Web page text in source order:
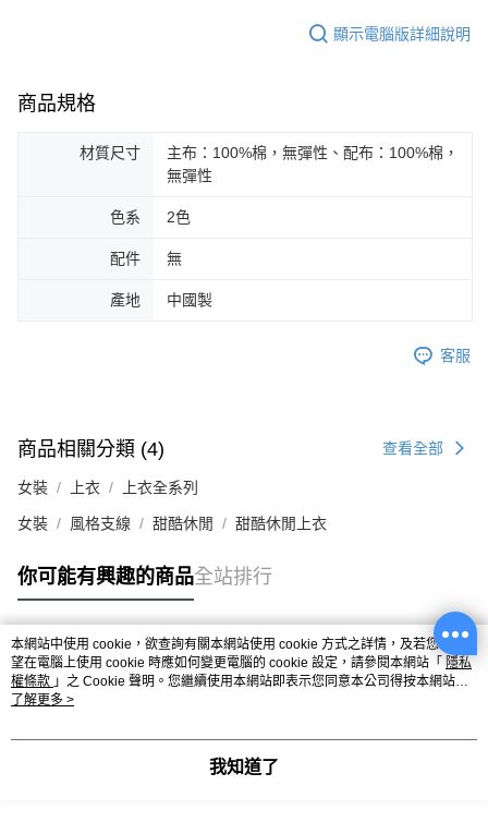
顯示電腦版詳細說明
商品規格
材質尺寸
主布：100%棉，無彈性、配布：100%棉，
無彈性
色系 2色
配件 無
產地 中國製
客服
商品相關分類 (4) 查看全部
女裝 上衣 上衣全系列
女裝 風格支線 甜酷休閒 甜酷休閒上衣
你可能有興趣的商品全站排行
熱門標籤
本網站中使用 cookie，欲查詢有關本網站使用 cookie 方式之詳情，及若您不希
望在電腦上使用 cookie 時應如何變更電腦的 cookie 設定，請參閱本網站「 隱私
權條款 」之 Cookie 聲明。您繼續使用本網站即表示您同意本公司得按本網站使
用條款之 Cookie 聲明使用 cookie。
了解更多 >
我知道了